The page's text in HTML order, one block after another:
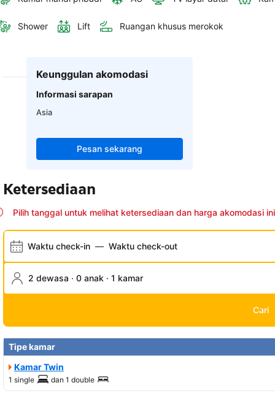
Shower Lift Ruangan khusus merokok
Keunggulan akomodasi
Informasi sarapan
Asia
Pesan sekarang
Ketersediaan
Pilih tanggal untuk melihat ketersediaan dan harga akomodasi ini
Waktu check-in — Waktu check-out
2 dewasa · 0 anak · 1 kamar
Cari
Tipe kamar
Kamar Twin
1 single dan 1 double